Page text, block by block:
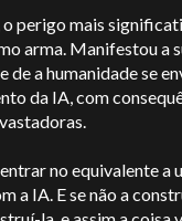
o perigo mais
arma. Manifestou a
de a humanidade se
da IA, com
no equivalente a
a IA. E se não a